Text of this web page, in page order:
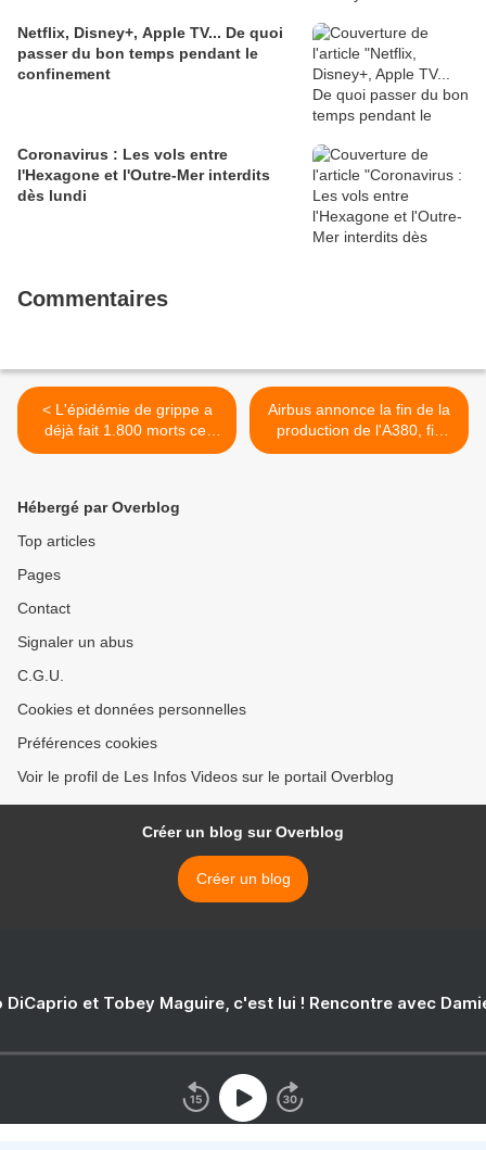
Netflix, Disney+, Apple TV... De quoi
passer du bon temps pendant le
confinement
Coronavirus : Les vols entre
l'Hexagone et l'Outre-Mer interdits
dès lundi
Commentaires
< L'épidémie de grippe a
déjà fait 1.800 morts cet
hiver
Airbus annonce la fin de la
production de l'A380, fin
des livraisons en 2021 >
Hébergé par Overblog
Top articles
Pages
Contact
Signaler un abus
C.G.U.
Cookies et données personnelles
Préférences cookies
Voir le profil de Les Infos Videos sur le portail Overblog
Créer un blog sur Overblog
Créer un blog
DiCaprio et Tobey Maguire, c'est lui ! Rencontre avec